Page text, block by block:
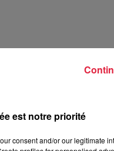
est notre priorité
consent and/or our legitimate